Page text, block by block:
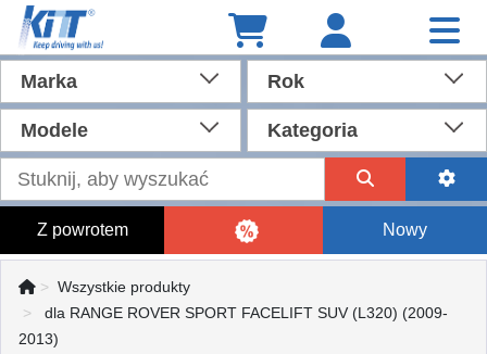
Marka Rok
Modele Kategoria
Z powrotem Nowy
Wszystkie produkty
dla RANGE ROVER SPORT FACELIFT SUV (L320) (2009-
2013)